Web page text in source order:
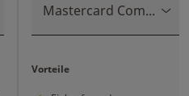
Mastercard Commercial Silber
Vorteile